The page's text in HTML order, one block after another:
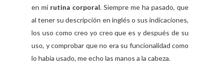
en mi rutina corporal. Siempre me ha pasado, que
al tener su descripción en inglés o sus indicaciones,
los uso como creo yo creo que es y después de su
uso, y comprobar que no era su funcionalidad como
lo había usado, me echo las manos a la cabeza.